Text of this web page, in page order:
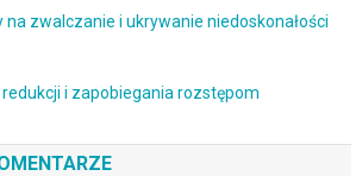
na zwalczanie i ukrywanie niedoskonałości
i zapobiegania rozstępom